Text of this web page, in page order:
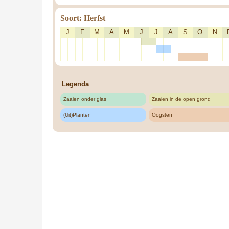
Soort: Herfst
J F M A M J J A S O N
Legenda
Zaaien onder glas Zaaien in de open grond
(Uit)Planten Oogsten